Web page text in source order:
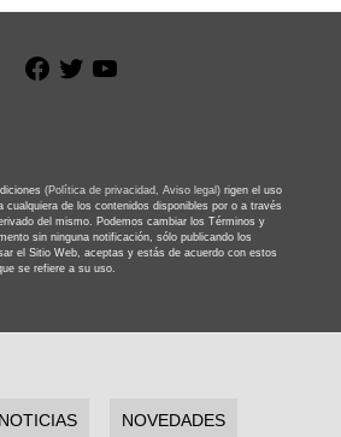
Facebook
Twitter
(Política de privacidad, Aviso legal) rigen el uso
de los contenidos disponibles por o a través
del mismo. Podemos cambiar los Términos y
sin ninguna notificación, sólo publicando los
el Sitio Web, aceptas y estás de acuerdo con estos
se refiere a su uso.
NOTICIAS NOVEDADES